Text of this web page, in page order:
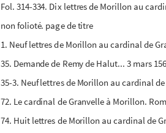
Fol. 314-334. Dix lettres de Morillon au
non folioté. page de titre
1. Neuf lettres de Morillon au cardinal de
35. Demande de Remy de Halut... 3 mars
35-3. Neuf lettres de Morillon au cardinal
72. Le cardinal de Granvelle à Morillon.
74. Huit lettres de Morillon au cardinal de